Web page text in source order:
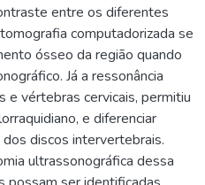
entre os diferentes
computadorizada se
ósseo da região quando
Já a ressonância
e vértebras cervicais, permitiu
e diferenciar
discos intervertebrais.
ultrassonográfica dessa